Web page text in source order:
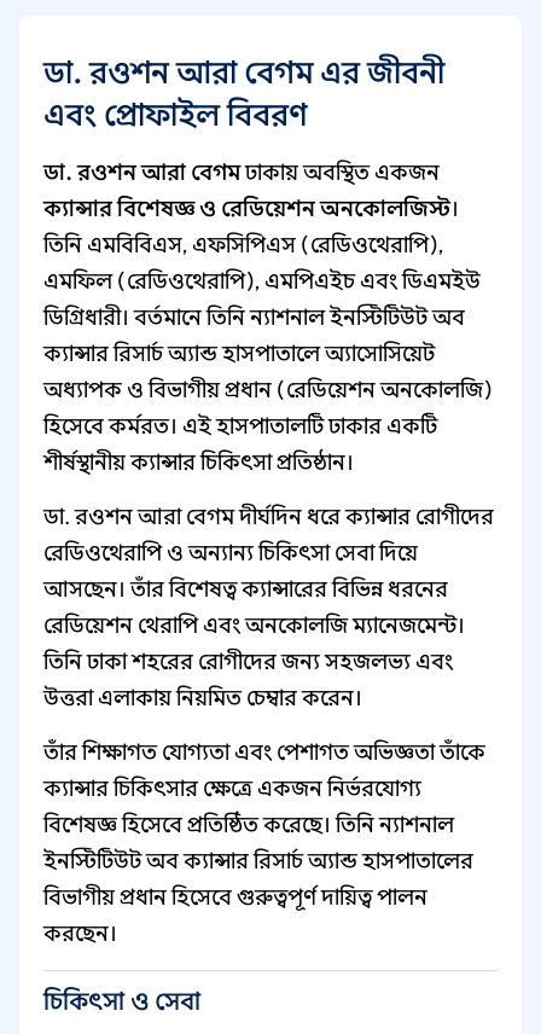
ডা. রওশন আরা বেগম এর জীবনী
এবং প্রোফাইল বিবরণ
ডা. রওশন আরা বেগমঢাকায় অবস্থিত একজন
ক্যান্সার বিশেষজ্ঞ ও রেডিয়েশন অনকোলজিস্ট।
তিনি এমবিবিএস, এফসিপিএস (রেডিওথেরাপি),
এমফিল (রেডিওথেরাপি), এমপিএইচ এবং ডিএমইউ
ডিগ্রিধারী। বর্তমানে তিনি ন্যাশনাল ইনস্টিটিউট অব
ক্যান্সার রিসার্চ অ্যান্ড হাসপাতালে অ্যাসোসিয়েট
অধ্যাপক ও বিভাগীয় প্রধান (রেডিয়েশন অনকোলজি)
হিসেবে কর্মরত। এই হাসপাতালটি ঢাকার একটি
শীর্ষস্থানীয় ক্যান্সার চিকিৎসা প্রতিষ্ঠান।
ডা. রওশন আরা বেগম দীর্ঘদিন ধরে ক্যান্সার রোগীদের
রেডিওথেরাপি ও অন্যান্য চিকিৎসা সেবা দিয়ে
আসছেন। তাঁর বিশেষত্ব ক্যান্সারের বিভিন্ন ধরনের
রেডিয়েশন থেরাপি এবং অনকোলজি ম্যানেজমেন্ট।
তিনি ঢাকা শহরের রোগীদের জন্য সহজলভ্য এবং
উত্তরা এলাকায় নিয়মিত চেম্বার করেন।
তাঁর শিক্ষাগত যোগ্যতা এবং পেশাগত অভিজ্ঞতা তাঁকে
ক্যান্সার চিকিৎসার ক্ষেত্রে একজন নির্ভরযোগ্য
বিশেষজ্ঞ হিসেবে প্রতিষ্ঠিত করেছে। তিনি ন্যাশনাল
ইনস্টিটিউট অব ক্যান্সার রিসার্চ অ্যান্ড হাসপাতালের
বিভাগীয় প্রধান হিসেবে গুরুত্বপূর্ণ দায়িত্ব পালন
করছেন।
চিকিৎসা ও সেবা